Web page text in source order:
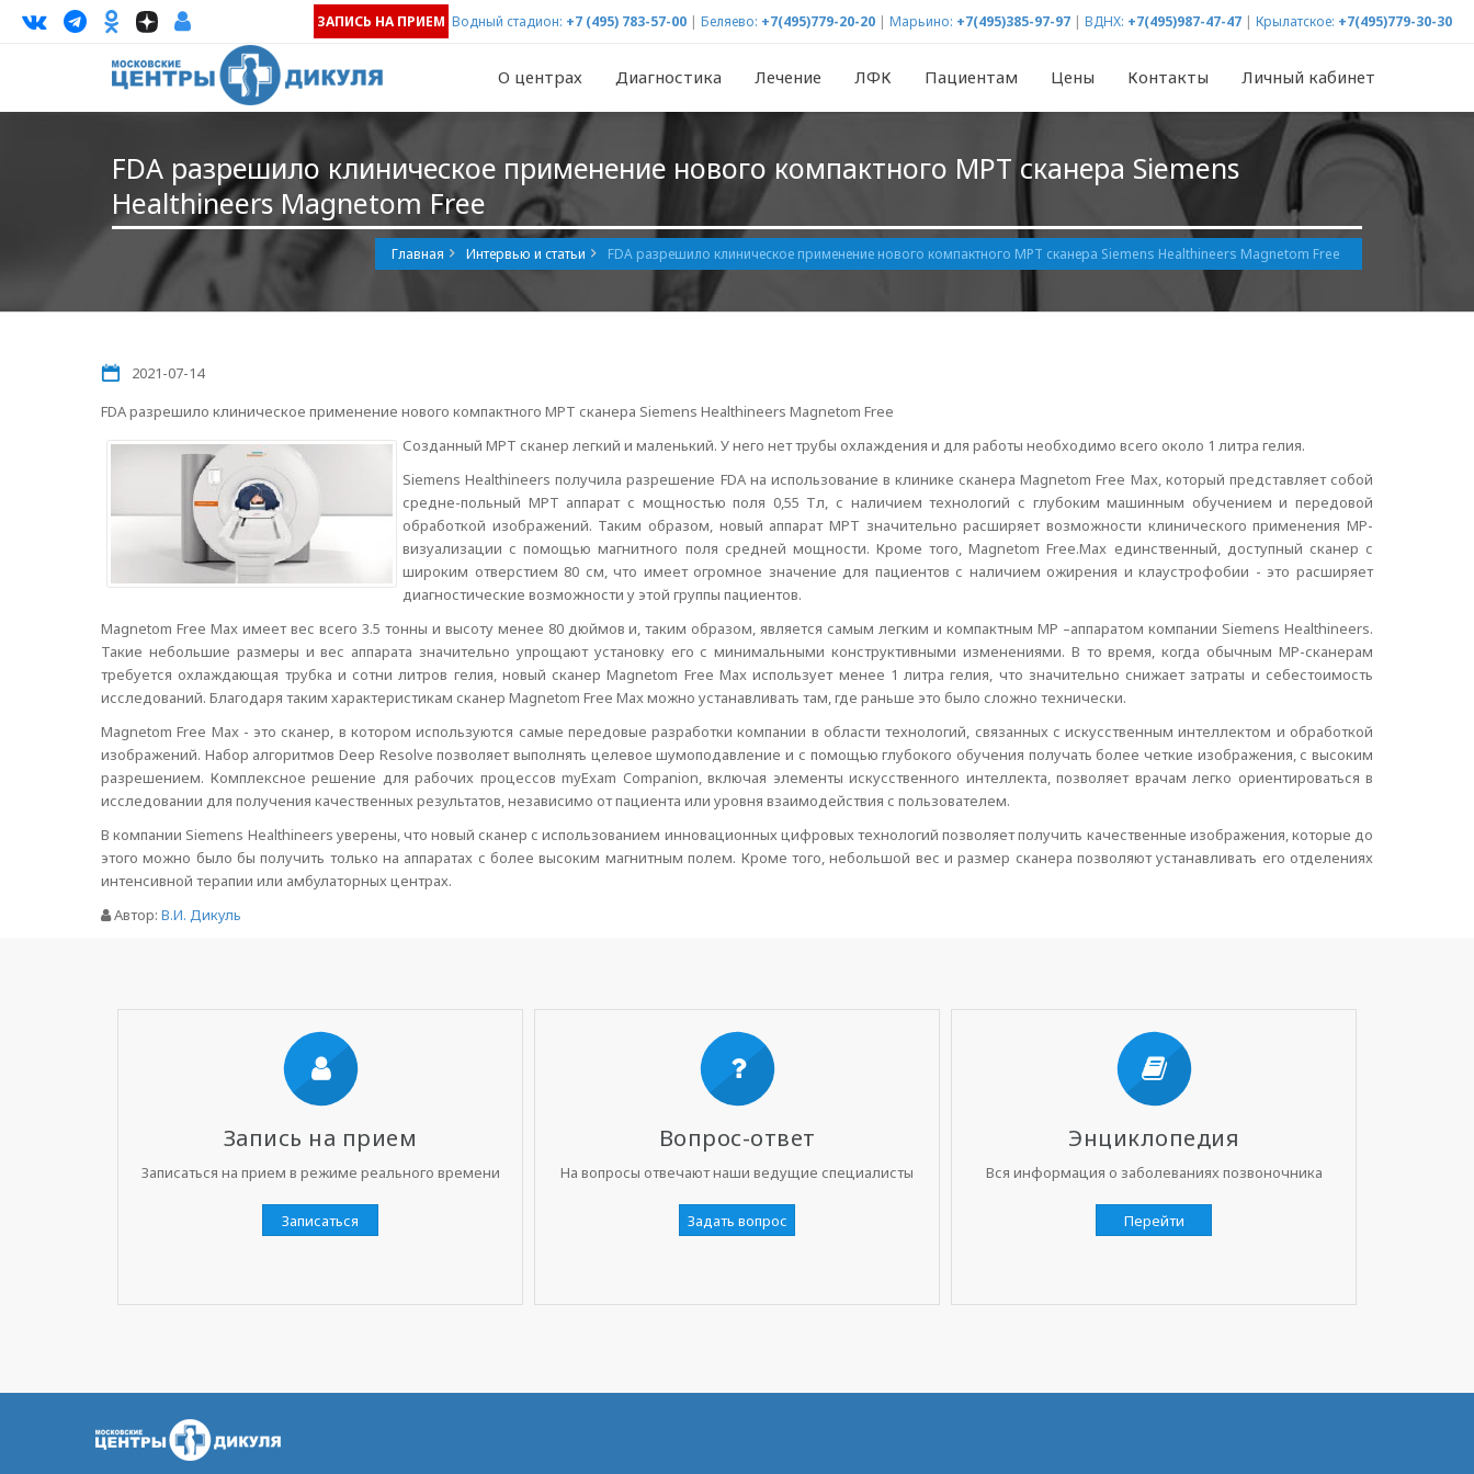
ЗАПИСЬ НА ПРИЕМ Водный стадион: +7 (495) 783-57-00 | Беляево: +7(495)779-20-20 | Марьино: +7(495)385-97-97 | ВДНХ: +7(495)987-47-47 | Крылатское: +7(495)779-30-30
О центрах Диагностика Лечение ЛФК Пациентам Цены Контакты Личный кабинет
FDA разрешило клиническое применение нового компактного МРТ сканера Siemens
Healthineers Magnetom Free
Главная Интервью и статьи FDA разрешило клиническое применение нового компактного МРТ сканера Siemens Healthineers Magnetom Free
2021-07-14
FDA разрешило клиническое применение нового компактного МРТ сканера Siemens Healthineers Magnetom Free
Созданный МРТ сканер легкий и маленький. У него нет трубы охлаждения и для работы необходимо всего около 1 литра гелия.
Siemens Healthineers получила разрешение FDA на использование в клинике сканера Magnetom Free Max, который представляет собой
средне-польный МРТ аппарат с мощностью поля 0,55 Тл, с наличием технологий с глубоким машинным обучением и передовой
обработкой изображений. Таким образом, новый аппарат МРТ значительно расширяет возможности клинического применения МР-
визуализации с помощью магнитного поля средней мощности. Кроме того, Magnetom Free.Max единственный, доступный сканер с
широким отверстием 80 см, что имеет огромное значение для пациентов с наличием ожирения и клаустрофобии - это расширяет
диагностические возможности у этой группы пациентов.
Magnetom Free Max имеет вес всего 3.5 тонны и высоту менее 80 дюймов и, таким образом, является самым легким и компактным МР –аппаратом компании Siemens Healthineers.
Такие небольшие размеры и вес аппарата значительно упрощают установку его с минимальными конструктивными изменениями. В то время, когда обычным МР-сканерам
требуется охлаждающая трубка и сотни литров гелия, новый сканер Magnetom Free Max использует менее 1 литра гелия, что значительно снижает затраты и себестоимость
исследований. Благодаря таким характеристикам сканер Magnetom Free Max можно устанавливать там, где раньше это было сложно технически.
Magnetom Free Max - это сканер, в котором используются самые передовые разработки компании в области технологий, связанных с искусственным интеллектом и обработкой
изображений. Набор алгоритмов Deep Resolve позволяет выполнять целевое шумоподавление и с помощью глубокого обучения получать более четкие изображения, с высоким
разрешением. Комплексное решение для рабочих процессов myExam Companion, включая элементы искусственного интеллекта, позволяет врачам легко ориентироваться в
исследовании для получения качественных результатов, независимо от пациента или уровня взаимодействия с пользователем.
В компании Siemens Healthineers уверены, что новый сканер с использованием инновационных цифровых технологий позволяет получить качественные изображения, которые до
этого можно было бы получить только на аппаратах с более высоким магнитным полем. Кроме того, небольшой вес и размер сканера позволяют устанавливать его отделениях
интенсивной терапии или амбулаторных центрах.
Автор: В.И. Дикуль
Запись на прием
Записаться на прием в режиме реального времени
Записаться
Вопрос-ответ
На вопросы отвечают наши ведущие специалисты
Задать вопрос
Энциклопедия
Вся информация о заболеваниях позвоночника
Перейти